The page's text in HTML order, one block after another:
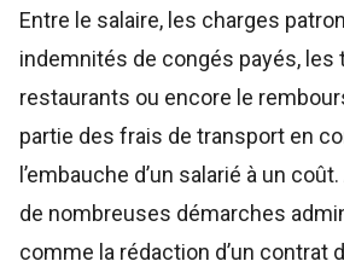
Entre le salaire, les charges
indemnités de congés payés, les
restaurants ou encore le
partie des frais de transport en
l’embauche d’un salarié à un
de nombreuses démarches
comme la rédaction d’un contrat